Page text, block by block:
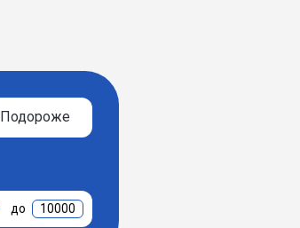
Подороже
10000